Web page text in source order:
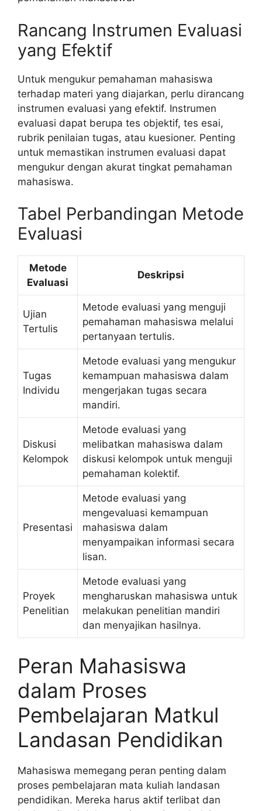
Rancang Instrumen Evaluasi
yang Efektif
Untuk mengukur pemahaman mahasiswa
terhadap materi yang diajarkan, perlu dirancang
instrumen evaluasi yang efektif. Instrumen
evaluasi dapat berupa tes objektif, tes esai,
rubrik penilaian tugas, atau kuesioner. Penting
untuk memastikan instrumen evaluasi dapat
mengukur dengan akurat tingkat pemahaman
mahasiswa.
Tabel Perbandingan Metode
Evaluasi
Metode
Evaluasi
Deskripsi
Ujian
Tertulis
Metode evaluasi yang menguji
pemahaman mahasiswa melalui
pertanyaan tertulis.
Tugas
Individu
Metode evaluasi yang mengukur
kemampuan mahasiswa dalam
mengerjakan tugas secara
mandiri.
Diskusi
Kelompok
Metode evaluasi yang
melibatkan mahasiswa dalam
diskusi kelompok untuk menguji
pemahaman kolektif.
Presentasi
Metode evaluasi yang
mengevaluasi kemampuan
mahasiswa dalam
menyampaikan informasi secara
lisan.
Proyek
Penelitian
Metode evaluasi yang
mengharuskan mahasiswa untuk
melakukan penelitian mandiri
dan menyajikan hasilnya.
Peran Mahasiswa
dalam Proses
Pembelajaran Matkul
Landasan Pendidikan
Mahasiswa memegang peran penting dalam
proses pembelajaran mata kuliah landasan
pendidikan. Mereka harus aktif terlibat dan